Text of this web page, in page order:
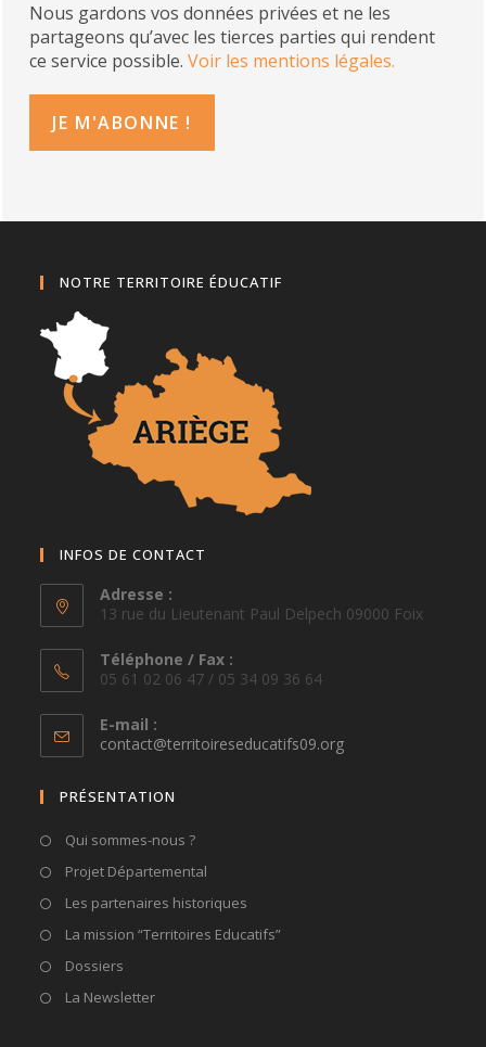
Nous gardons vos données privées et ne les
partageons qu’avec les tierces parties qui rendent
ce service possible.Voir les mentions légales.
NOTRE TERRITOIRE ÉDUCATIF
INFOS DE CONTACT
Adresse :
13 rue du Lieutenant Paul Delpech 09000 Foix
Téléphone / Fax :
05 61 02 06 47 / 05 34 09 36 64
E-mail :
contact@territoireseducatifs09.orgS’ouvre
PRÉSENTATION
Qui sommes-nous ?
Projet Départemental
Les partenaires historiques
La mission “Territoires Educatifs”
Dossiers
La Newsletter